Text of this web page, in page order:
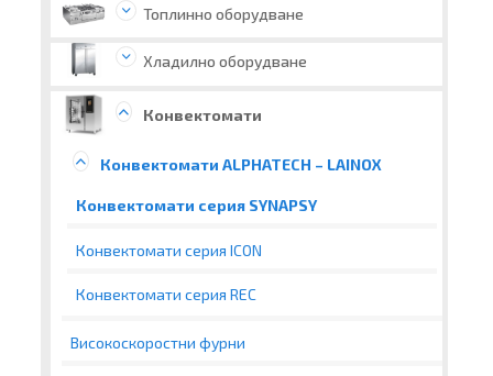
Топлинно оборудване
Хладилно оборудване
Конвектомати
Конвектомати ALPHATECH – LAINOX
Конвектомати серия SYNAPSY
Конвектомати серия ICON
Конвектомати серия REC
Високоскоростни фурни